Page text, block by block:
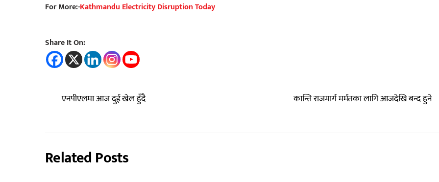
For More:-Kathmandu Electricity Disruption Today
Share It On:
एनपीएलमा आज दुई खेल हुँदै कान्ति राजमार्ग मर्मतका लागि आजदेखि बन्द हुने
Related Posts